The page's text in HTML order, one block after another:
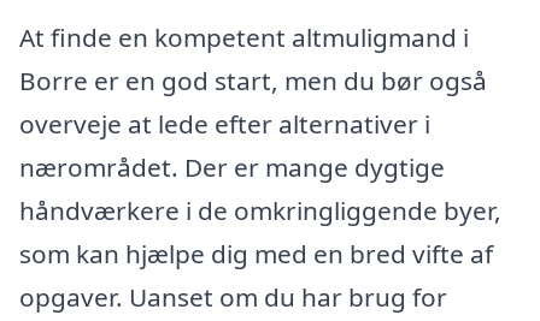
At finde en kompetent altmuligmand i
Borre er en god start, men du bør også
overveje at lede efter alternativer i
nærområdet. Der er mange dygtige
håndværkere i de omkringliggende byer,
som kan hjælpe dig med en bred vifte af
opgaver. Uanset om du har brug for